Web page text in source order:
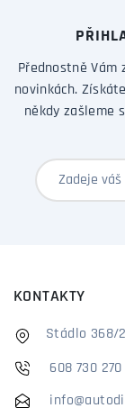
Přednostně Vám
novinkách.
někdy zašleme
KONTAKTY
Stádlo 368/
608 730 270